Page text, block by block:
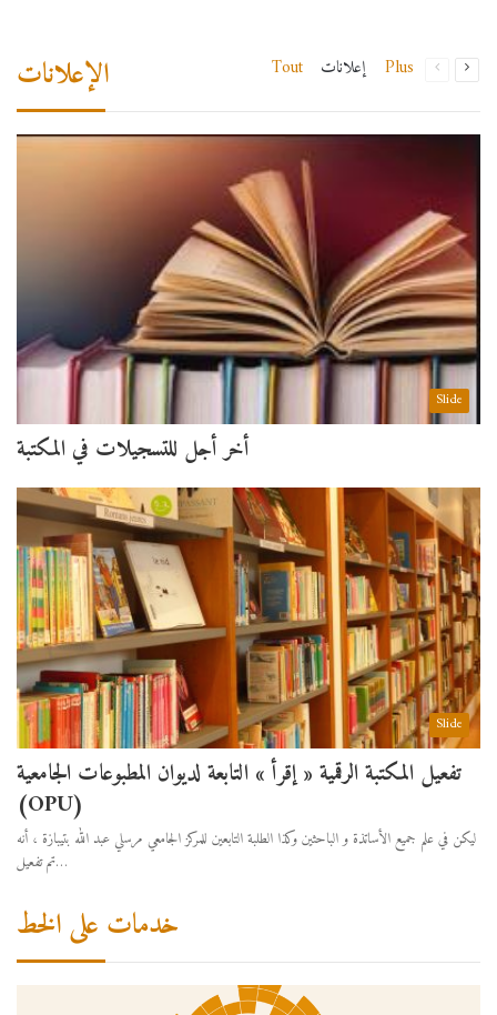
الإعلانات Tout إعلانات Plus
Slide
أخر أجل للتسجيلات في المكتبة
Slide
تفعيل المكتبة الرقمية « إقرأ » التابعة لديوان المطبوعات الجامعية
(OPU)
ليكن في علم جميع الأساتذة و الباحثين وكذا الطلبة التابعين للمركز الجامعي مرسلي عبد الله بتيبازة ، أنه
تم تفعيل…
خدمات على الخط